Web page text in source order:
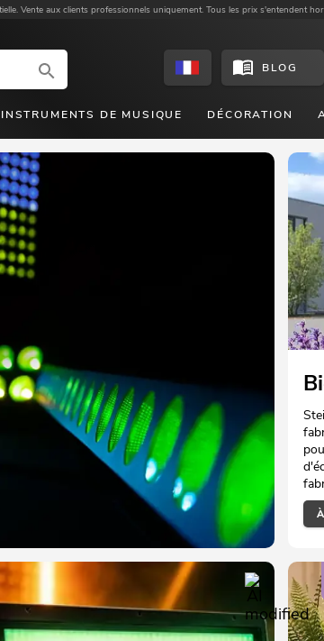
Vente aux clients professionnels uniquement. Tous les prix s'entendent
BLOG
INSTRUMENTS DE MUSIQUE DÉCORATION
Le